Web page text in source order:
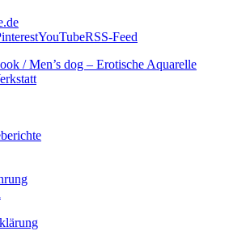
YouTubeRSS-Feed
/ Men’s dog – Erotische Aquarelle